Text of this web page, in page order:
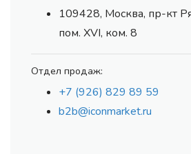
109428, Москва, пр-кт
пом. XVI, ком. 8
Отдел продаж:
+7 (926) 829 89 59
b2b@iconmarket.ru